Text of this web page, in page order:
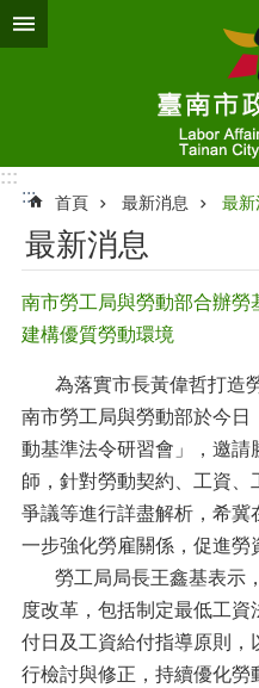
跳到主要內容區塊
:::
:::
首頁 最新消息 最新
最新消息
南市勞工局與勞動部合辦勞
建構優質勞動環境
為落實市長黃偉哲打造勞
南市勞工局與勞動部於今日
動基準法令研習會」，邀
師，針對勞動契約、工資
爭議等進行詳盡解析，希冀
一步強化勞雇關係，促進勞
勞工局局長王鑫基表示，
度改革，包括制定最低工
付日及工資給付指導原則，
行檢討與修正，持續優化